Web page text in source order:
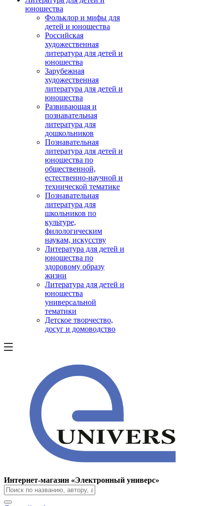
юношества
Фольклор и мифы для
детей и юношества
Российская
художественная
литература для детей и
юношества
Зарубежная
художественная
литература для детей и
юношества
Развивающая и
познавательная
литература для
дошкольников
Познавательная
литература для детей и
юношества по
общественной,
естественно-научной и
технической тематике
Познавательная
литература для
школьников по
культуре,
филологическим
наукам, искусству
Литература для детей и
юношества по
здоровому образу
жизни
Литература для детей и
юношества
универсальной
тематики
Детское творчество,
досуг и домоводство
Интернет-магазин «Электронный универс»